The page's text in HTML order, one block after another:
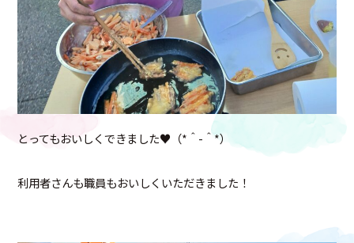
とってもおいしくできました♥（*＾-＾*）
利用者さんも職員もおいしくいただきました！